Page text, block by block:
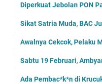
Diperkuat Jebolan PON
Sikat Satria Muda, BAC
Awalnya Cekcok, Pelaku
Sabtu 19 Februari,
Ada Pembac*k*n di